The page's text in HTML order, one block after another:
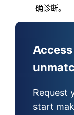
确诊断。
Request
start